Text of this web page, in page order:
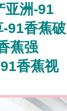
亚洲-91
91香蕉破
蕉强
香蕉视